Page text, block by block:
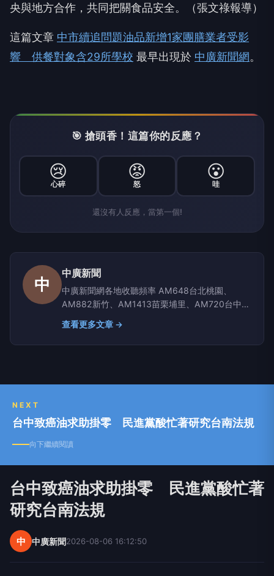
央與地方合作，共同把關食品安全。（張文祿報導）
這篇文章 中市續追問題油品新增1家團膳業者受影
響 供餐對象含29所學校 最早出現於 中廣新聞網。
🎯 搶頭香！這篇你的反應？
😢
心碎
😡
怒
😮
哇
還沒有人反應，當第一個!
中
中廣新聞
中廣新聞網各地收聽頻率 AM648台北桃園、
AM882新竹、AM1413苗栗埔里、AM720台中彰
化南投、AM1350嘉義雲林、AM1296台南、
AM864高雄屏東、AM630宜蘭、AM819台東、
AM855花蓮、AM1116玉里
查看更多文章 →
NEXT
台中致癌油求助掛零 民進黨酸忙著研究台南法規
向下繼續閱讀
台中致癌油求助掛零 民進黨酸忙著
研究台南法規
中 中廣新聞2026-08-06 16:12:50